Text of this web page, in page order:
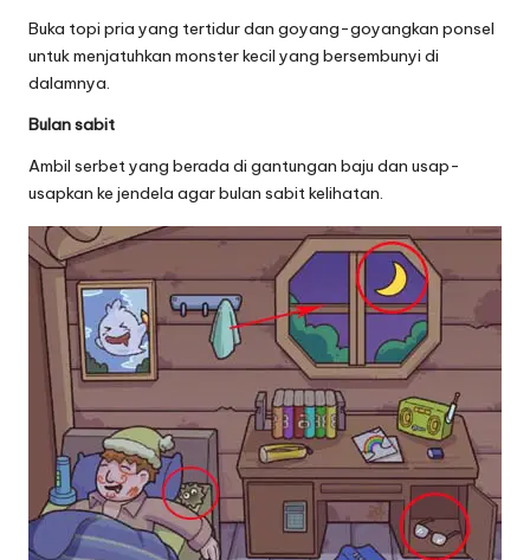
Buka topi pria yang tertidur dan goyang-goyangkan ponsel
untuk menjatuhkan monster kecil yang bersembunyi di
dalamnya.
Bulan sabit
Ambil serbet yang berada di gantungan baju dan usap-
usapkan ke jendela agar bulan sabit kelihatan.